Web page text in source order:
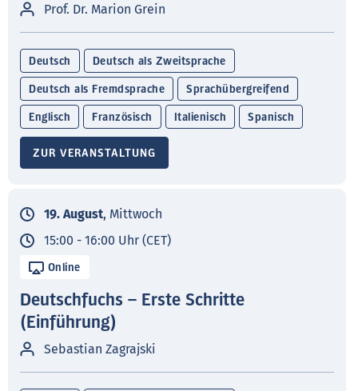
Prof. Dr. Marion Grein
Deutsch Deutsch als Zweitsprache
Deutsch als Fremdsprache Sprachübergreifend
Englisch Französisch Italienisch Spanisch
ZUR VERANSTALTUNG
19. August, Mittwoch
15:00 - 16:00 Uhr (CET)
Online
Deutschfuchs – Erste Schritte
(Einführung)
Sebastian Zagrajski